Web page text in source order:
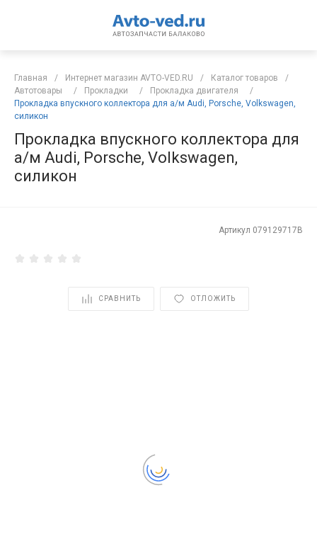
Главная / Интернет магазин AVTO-VED.RU / Каталог товаров
/
Автотовары
/ Прокладки / Прокладка двигателя
/
Прокладка впускного коллектора для а/м Audi, Porsche, Volkswagen,
силикон
Прокладка впускного коллектора для
а/м Audi, Porsche, Volkswagen,
силикон
Артикул 079129717B
СРАВНИТЬ ОТЛОЖИТЬ